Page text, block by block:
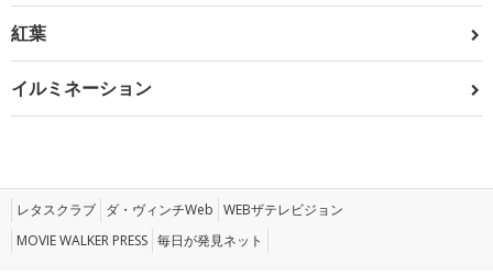
紅葉
イルミネーション
レタスクラブ ダ・ヴィンチWeb WEBザテレビジョン
MOVIE WALKER PRESS 毎日が発見ネット